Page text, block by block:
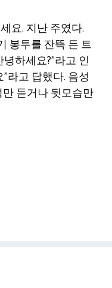
요. 지난 주였다.
봉투를 잔뜩 든 트
하세요?”라고 인
라고 답했다. 음성
듣거나 뒷모습만